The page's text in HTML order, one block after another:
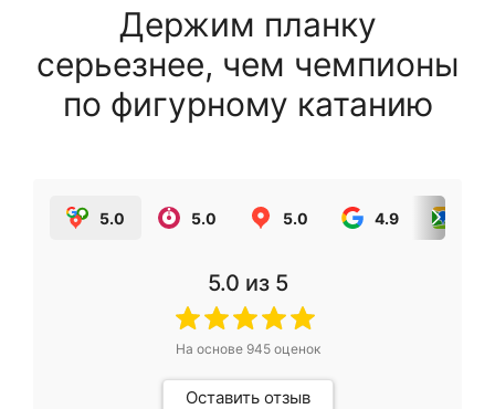
Держим планку
серьезнее, чем чемпионы
по фигурному катанию
5.0 5.0 5.0 4.9
5.0 из 5
На основе 945оценок
Оставить отзыв